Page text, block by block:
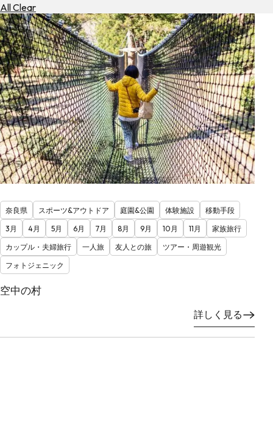
All Clear
奈良県 スポーツ&アウトドア 庭園&公園 体験施設
移動手段
3月
4月 5月 6月 7月 8月 9月 10月 11月
家族旅行
カップル・夫婦旅行
一人旅 友人との旅
ツアー・周遊観光
フォトジェニック
空中の村
詳しく見る